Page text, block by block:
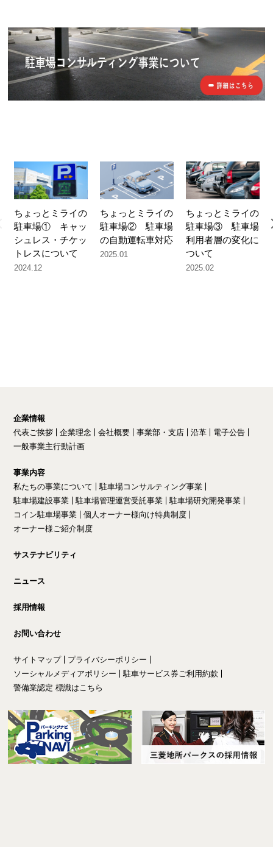
ちょっとミライの
駐車場① キャッ
シュレス・チケッ
トレスについて
2024.12
ちょっとミライの
駐車場② 駐車場
の自動運転車対応
2025.01
ちょっとミライの
駐車場③ 駐車場
利用者層の変化に
ついて
2025.02
企業情報
代表ご挨拶
企業理念 会社概要 事業部・支店 沿革
電子公告
一般事業主行動計画
事業内容
私たちの事業について
駐車場コンサルティング事業
駐車場建設事業
駐車場管理運営受託事業
駐車場研究開発事業
コイン駐車場事業
個人オーナー様向け特典制度
オーナー様ご紹介制度
サステナビリティ
ニュース
採用情報
お問い合わせ
サイトマップ
プライバシーポリシー
ソーシャルメディアポリシー
駐車サービス券ご利用約款
警備業認定 標識はこちら